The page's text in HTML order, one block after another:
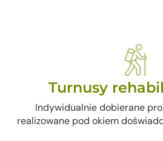
Turnusy
Indywidualnie dobierane
realizowane pod okiem